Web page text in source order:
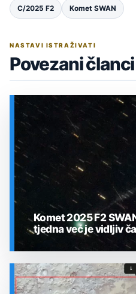
C/2025 F2 Komet SWAN
NASTAVI ISTRAŽIVATI
Povezani članci
SVEMIR
Komet 2025 F2
tjedna već je vidljiv